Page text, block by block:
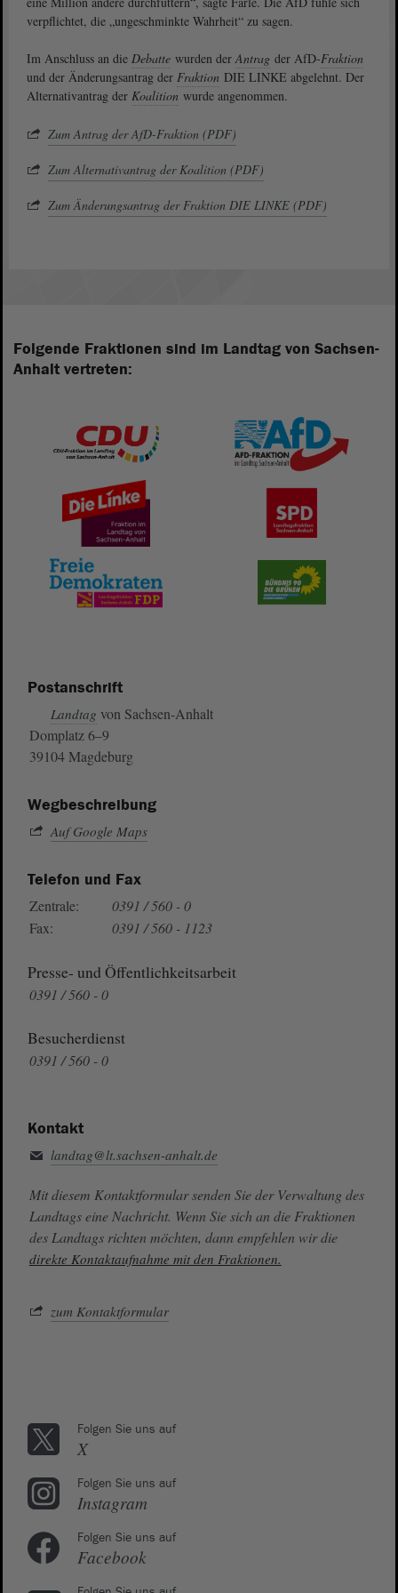
verpflichtet, die „ungeschminkte Wahrheit“ zu sagen.
Im Anschluss an die Debatte wurden derAntrag der AfD-Fraktion
und der Änderungsantrag der Fraktion DIE LINKE abgelehnt. Der
Alternativantrag der Koalition wurde angenommen.
Zum Antrag der AfD-Fraktion (PDF)
Zum Alternativantrag der Koalition (PDF)
Zum Änderungsantrag der Fraktion DIE LINKE (PDF)
Folgende Fraktionen sind im Landtag von Sachsen-
Anhalt vertreten:
Postanschrift
Landtag von Sachsen-Anhalt
Domplatz 6–9
39104 Magdeburg
Wegbeschreibung
Auf Google Maps
Telefon und Fax
Zentrale:
0391 / 560 - 0
Fax:
0391 / 560 - 1123
Presse- und Öffentlichkeitsarbeit
0391 / 560 - 0
Besucherdienst
0391 / 560 - 0
Kontakt
landtag@lt.sachsen-anhalt.de
Mit diesem Kontaktformular senden Sie der Verwaltung des
Landtags eine Nachricht. Wenn Sie sich an die Fraktionen
des Landtags richten möchten, dann empfehlen wir die
direkte Kontaktaufnahme mit den Fraktionen.
zum Kontaktformular
Folgen Sie uns auf
X
Folgen Sie uns auf
Instagram
Folgen Sie uns auf
Facebook